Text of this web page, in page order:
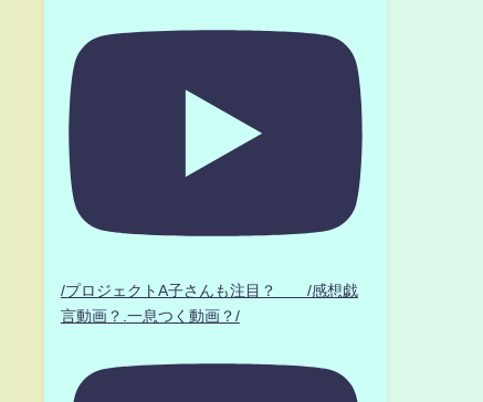
/プロジェクトA子さんも注目？ /感想戯
言動画？.一息つく動画？/